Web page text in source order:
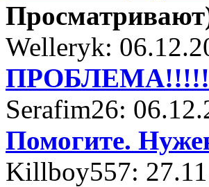
Welleryk:
Serafim26:
Помогите.
Killboy557: